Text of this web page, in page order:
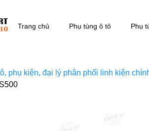
Trang chủ Phụ tùng ô tô Phụ
phụ kiện, đại lý phân phối linh kiện